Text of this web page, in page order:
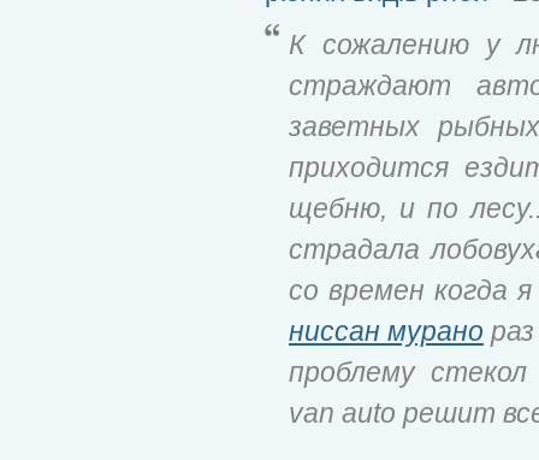
К сожалению у
страждают
заветных
приходится
щебню, и по
страдала
со времен когда
ниссан мурано
проблему
van auto решит